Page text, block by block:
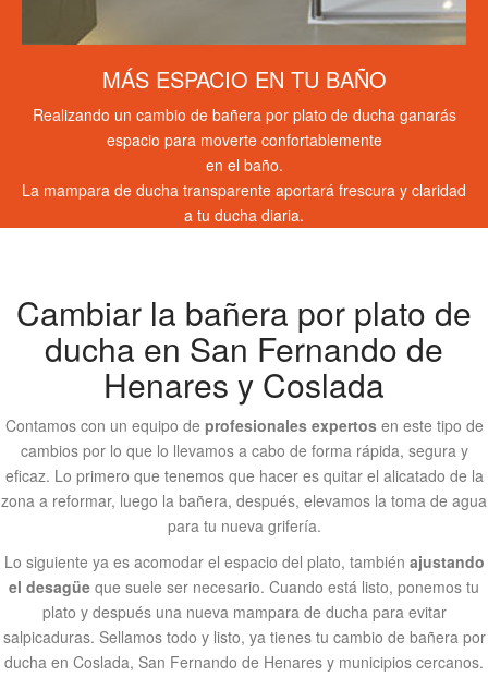
MÁS ESPACIO EN TU BAÑO
Realizando un cambio de bañera por plato de ducha ganarás
espacio para moverte confortablemente
en el baño.
La mampara de ducha transparente aportará frescura y claridad
a tu ducha diaria.
Cambiar la bañera por plato de
ducha en San Fernando de
Henares y Coslada
Contamos con un equipo de profesionales expertosen este tipo de
cambios por lo que lo llevamos a cabo de forma rápida, segura y
eficaz. Lo primero que tenemos que hacer es quitar el alicatado de la
zona a reformar, luego la bañera, después, elevamos la toma de agua
para tu nueva grifería.
Lo siguiente ya es acomodar el espacio del plato, también ajustando
el desagüe que suele ser necesario. Cuando está listo, ponemos tu
plato y después una nueva mampara de ducha para evitar
salpicaduras. Sellamos todo y listo, ya tienes tu cambio de bañera por
ducha en Coslada, San Fernando de Henares y municipios cercanos.